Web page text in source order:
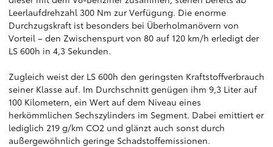
Leerlaufdrehzahl 300 Nm zur Verfügung. Die enorme
Durchzugskraft ist besonders bei Überholmanövern von
Vorteil – den Zwischenspurt von 80 auf 120 km/h erledigt der
LS 600h in 4,3 Sekunden.
Zugleich weist der LS 600h den geringsten Kraftstoffverbrauch
seiner Klasse auf. Im Durchschnitt genügen ihm 9,3 Liter auf
100 Kilometern, ein Wert auf dem Niveau eines
herkömmlichen Sechszylinders im Segment. Dabei emittiert er
lediglich 219 g/km CO2 und glänzt auch sonst durch
außergewöhnlich geringe Schadstoffemissionen.